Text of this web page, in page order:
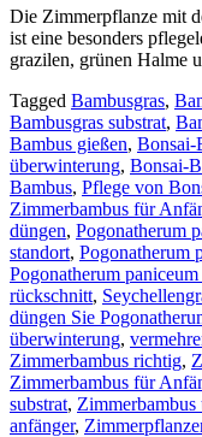
Die Zimmerpflanze mit
ist eine besonders
grazilen, grünen Halme
Tagged Bambusgras,
Bambusgras substrat,
Bambus gießen, Bonsai-
überwinterung, Bonsai-
Bambus, Pflege von
Zimmerbambus für
düngen, Pogonatherum
standort, Pogonatherum
Pogonatherum
rückschnitt,
düngen Sie
überwinterung,
Zimmerbambus richtig,
Zimmerbambus für
substrat,
anfänger,